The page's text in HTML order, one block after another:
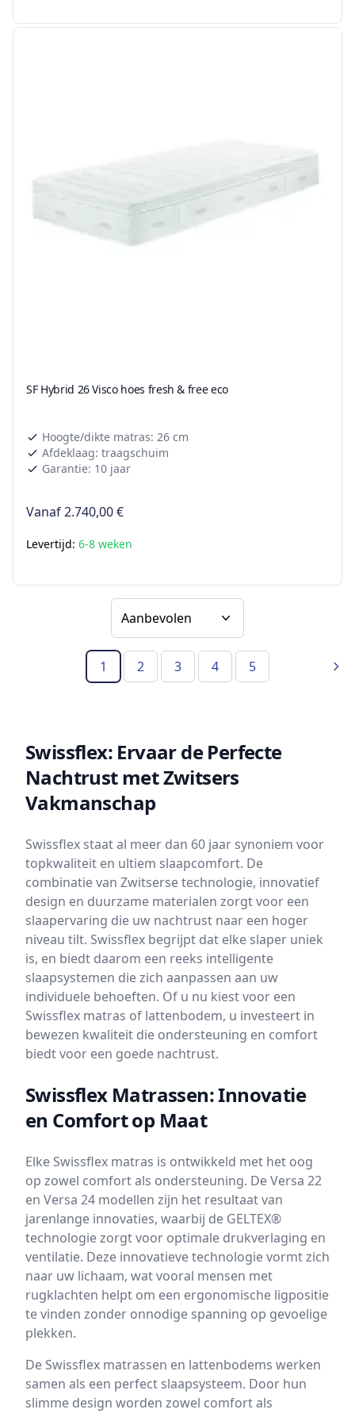
SF Hybrid 26 Visco hoes fresh & free eco
Hoogte/dikte matras: 26 cm
Afdeklaag: traagschuim
Garantie: 10 jaar
Vanaf2.740,00 €
Levertijd: 6-8 weken
Sorteer op
1(Huidige pagina)
2 3 4 5
Swissflex: Ervaar de Perfecte
Nachtrust met Zwitsers
Vakmanschap
Swissflex staat al meer dan 60 jaar synoniem voor
topkwaliteit en ultiem slaapcomfort. De
combinatie van Zwitserse technologie, innovatief
design en duurzame materialen zorgt voor een
slaapervaring die uw nachtrust naar een hoger
niveau tilt. Swissflex begrijpt dat elke slaper uniek
is, en biedt daarom een reeks intelligente
slaapsystemen die zich aanpassen aan uw
individuele behoeften. Of u nu kiest voor een
Swissflex matras of lattenbodem, u investeert in
bewezen kwaliteit die ondersteuning en comfort
biedt voor een goede nachtrust.
Swissflex Matrassen: Innovatie
en Comfort op Maat
Elke Swissflex matras is ontwikkeld met het oog
op zowel comfort als ondersteuning. De Versa 22
en Versa 24 modellen zijn het resultaat van
jarenlange innovaties, waarbij de GELTEX®
technologie zorgt voor optimale drukverlaging en
ventilatie. Deze innovatieve technologie vormt zich
naar uw lichaam, wat vooral mensen met
rugklachten helpt om een ergonomische ligpositie
te vinden zonder onnodige spanning op gevoelige
plekken.
De Swissflex matrassen en lattenbodems werken
samen als een perfect slaapsysteem. Door hun
slimme design worden zowel comfort als